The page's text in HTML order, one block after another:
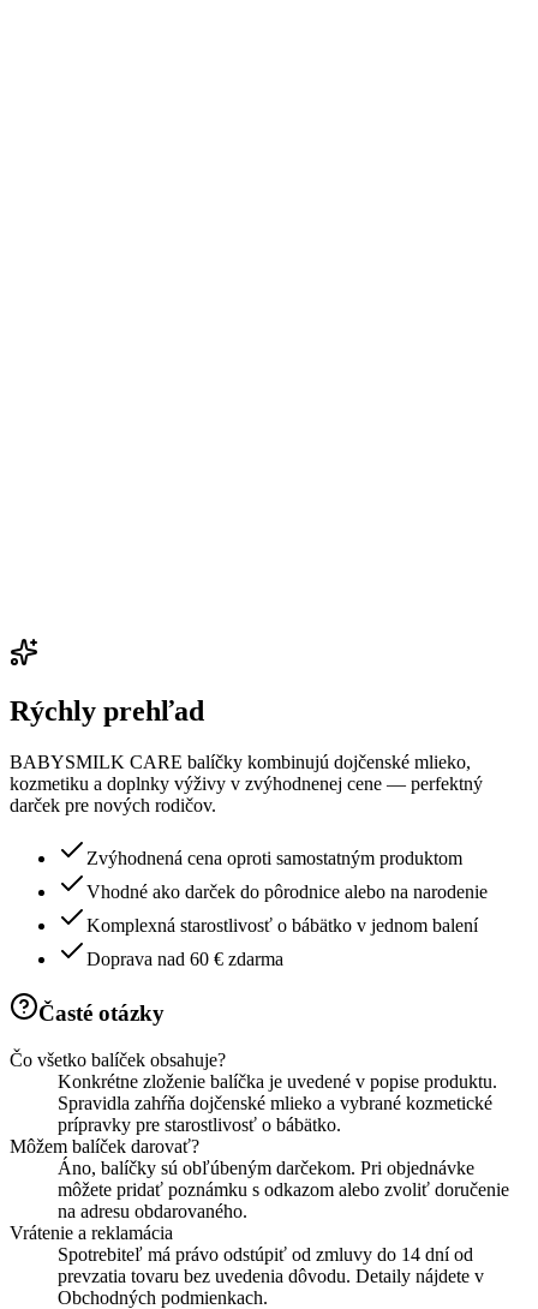
Rýchly prehľad
BABYSMILK CARE balíčky kombinujú dojčenské mlieko,
kozmetiku a doplnky výživy v zvýhodnenej cene — perfektný
darček pre nových rodičov.
Zvýhodnená cena oproti samostatným produktom
Vhodné ako darček do pôrodnice alebo na narodenie
Komplexná starostlivosť o bábätko v jednom balení
Doprava nad 60 € zdarma
Časté otázky
Čo všetko balíček obsahuje?
Konkrétne zloženie balíčka je uvedené v popise produktu.
Spravidla zahŕňa dojčenské mlieko a vybrané kozmetické
prípravky pre starostlivosť o bábätko.
Môžem balíček darovať?
Áno, balíčky sú obľúbeným darčekom. Pri objednávke
môžete pridať poznámku s odkazom alebo zvoliť doručenie
na adresu obdarovaného.
Vrátenie a reklamácia
Spotrebiteľ má právo odstúpiť od zmluvy do 14 dní od
prevzatia tovaru bez uvedenia dôvodu. Detaily nájdete v
Obchodných podmienkach.